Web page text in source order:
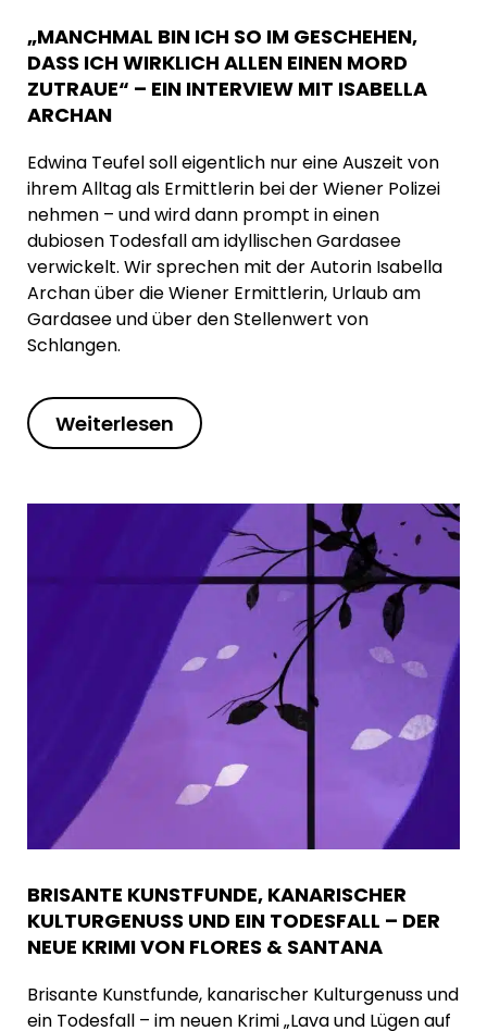
„MANCHMAL BIN ICH SO IM GESCHEHEN,
DASS ICH WIRKLICH ALLEN EINEN MORD
ZUTRAUE“ – EIN INTERVIEW MIT ISABELLA
ARCHAN
Edwina Teufel soll eigentlich nur eine Auszeit von
ihrem Alltag als Ermittlerin bei der Wiener Polizei
nehmen – und wird dann prompt in einen
dubiosen Todesfall am idyllischen Gardasee
verwickelt. Wir sprechen mit der Autorin Isabella
Archan über die Wiener Ermittlerin, Urlaub am
Gardasee und über den Stellenwert von
Schlangen.
Weiterlesen
BRISANTE KUNSTFUNDE, KANARISCHER
KULTURGENUSS UND EIN TODESFALL – DER
NEUE KRIMI VON FLORES & SANTANA
Brisante Kunstfunde, kanarischer Kulturgenuss und
ein Todesfall – im neuen Krimi „Lava und Lügen auf